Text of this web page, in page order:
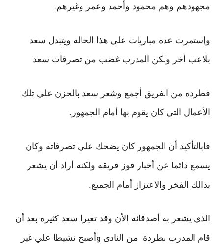
مجهودهم وهم محمود وأحمد وعمر وغيرهم.
وإستمرت عده مباريات علي هذا الحاله ويتبدل سعد
بلاعب أخر ولكن المدرب غضب من تصرفات سعد
فطرده من الفريق أجمع وشعر سعد بالحزن علي تلك
الأعمال التي كان يقوم بها أمام الجمهور.
فابالتأكيد أن الجمهور كان يضحك علي تصرفاته وكان
يسمع دائما عن أخبار فوز فريقه ولكنه أراد أن يشعر
بذالك الفخر والاعتزاز أمام الجميع.
الذي يشعر به أصدقائه الأن وقد تغيرا سعد كثيره بعد أن
قام المدرب بطردة من النادى و أصبح نشيطا علي غير